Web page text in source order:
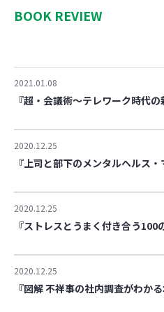
BOOK REVIEW
2021.01.08
『超・会議術～テレワーク時代の
2020.12.25
『上司と部下のメンタルヘルス・
2020.12.25
『ストレスとうまく付き合う100
2020.12.25
『図解 不祥事の社内調査がわかる